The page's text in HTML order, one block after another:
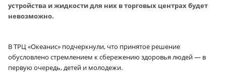
устройства и жидкости для них в торговых центрах будет
невозможно.
В ТРЦ «Океанис» подчеркнули, что принятое решение
обусловлено стремлением к сбережению здоровья людей — в
первую очередь, детей и молодежи.